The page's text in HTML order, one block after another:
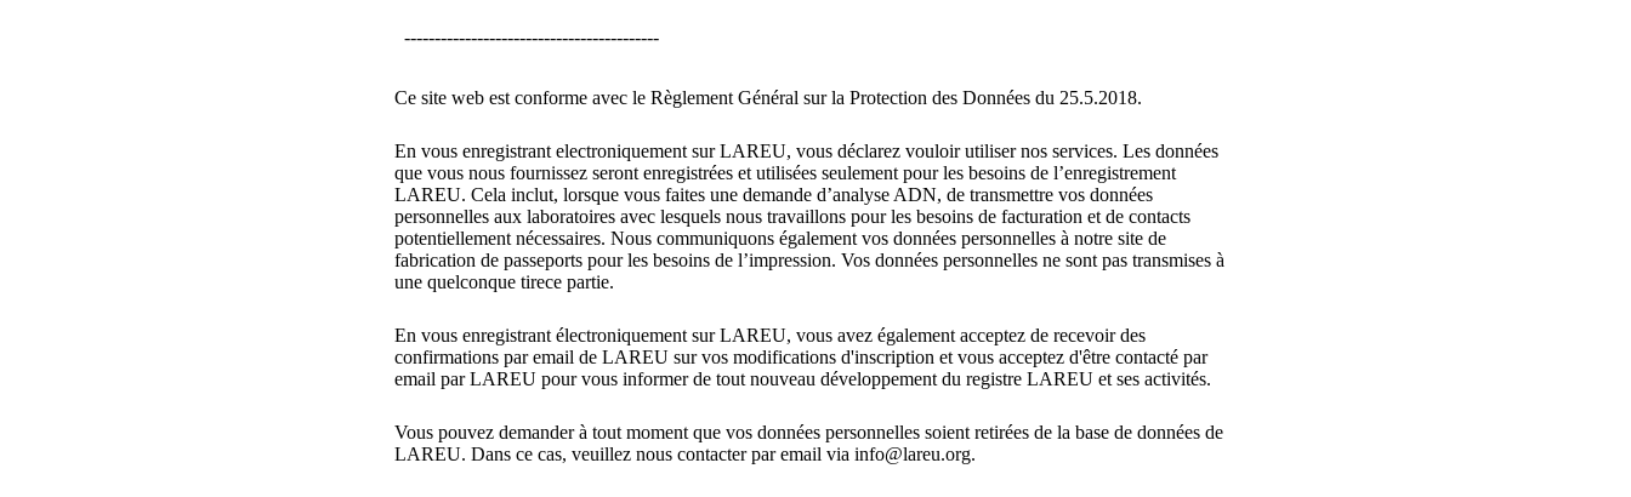
------------------------------------------
Ce site web est conforme avec le Règlement Général sur la Protection des Données du 25.5.2018.
En vous enregistrant electroniquement sur LAREU, vous déclarez vouloir utiliser nos services. Les données
que vous nous fournissez seront enregistrées et utilisées seulement pour les besoins de l’enregistrement
LAREU. Cela inclut, lorsque vous faites une demande d’analyse ADN, de transmettre vos données
personnelles aux laboratoires avec lesquels nous travaillons pour les besoins de facturation et de contacts
potentiellement nécessaires. Nous communiquons également vos données personnelles à notre site de
fabrication de passeports pour les besoins de l’impression. Vos données personnelles ne sont pas transmises à
une quelconque tirece partie.
En vous enregistrant électroniquement sur LAREU, vous avez également acceptez de recevoir des
confirmations par email de LAREU sur vos modifications d'inscription et vous acceptez d'être contacté par
email par LAREU pour vous informer de tout nouveau développement du registre LAREU et ses activités.
Vous pouvez demander à tout moment que vos données personnelles soient retirées de la base de données de
LAREU. Dans ce cas, veuillez nous contacter par email via info@lareu.org.